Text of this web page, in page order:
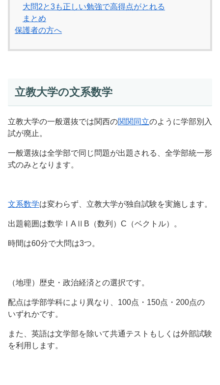
大問2と3も正しい勉強で高得点がとれる
まとめ
保護者の方へ
立教大学の文系数学
立教大学の一般選抜では関西の関関同立のように学部別入
試が廃止。
一般選抜は全学部で同じ問題が出題される、全学部統一形
式のみとなります。
文系数学は変わらず、立教大学が独自試験を実施します。
出題範囲は数学ⅠAⅡB（数列）C（ベクトル）。
時間は60分で大問は3つ。
（地理）歴史・政治経済との選択です。
配点は学部学科により異なり、100点・150点・200点の
いずれかです。
また、英語は文学部を除いて共通テストもしくは外部試験
を利用します。